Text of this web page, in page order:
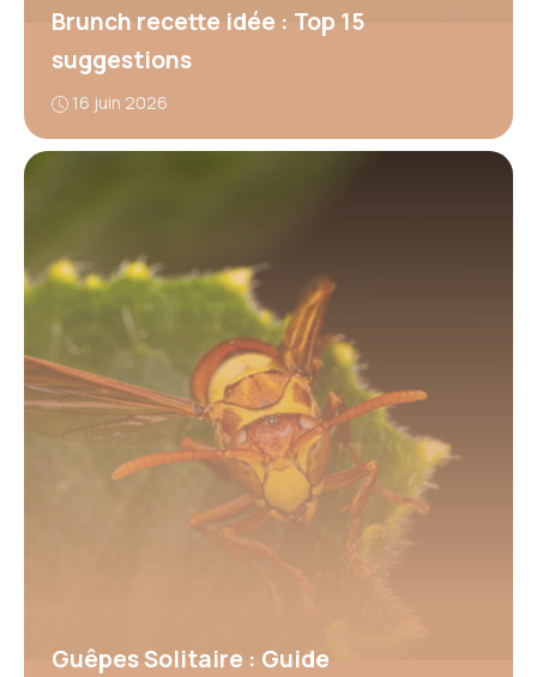
Brunch recette idée : Top 15
suggestions
16 juin 2026
Guêpes Solitaire : Guide